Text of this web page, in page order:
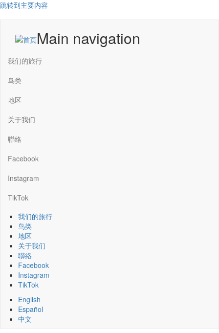
跳转到主要内容
Main navigation
我们的旅行
鸟类
地区
关于我们
聯絡
Facebook
Instagram
TikTok
我们的旅行
鸟类
地区
关于我们
聯絡
Facebook
Instagram
TikTok
English
Español
中文